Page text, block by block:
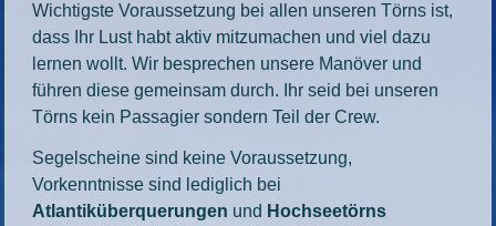
Wichtigste Voraussetzung bei allen unseren Törns ist,
dass Ihr Lust habt aktiv mitzumachen und viel dazu
lernen wollt. Wir besprechen unsere Manöver und
führen diese gemeinsam durch. Ihr seid bei unseren
Törns kein Passagier sondern Teil der Crew.
Segelscheine sind keine Voraussetzung,
Vorkenntnisse sind lediglich bei
Atlantiküberquerungen und Hochseetörns